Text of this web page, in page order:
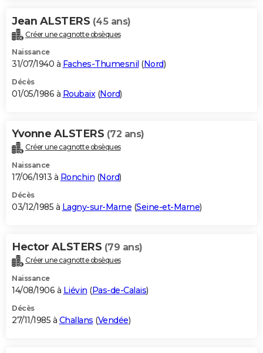
Jean ALSTERS (45 ans)
Créer une cagnotte obsèques
Naissance
31/07/1940 à Faches-Thumesnil (Nord)
Décès
01/05/1986 à Roubaix(Nord)
Yvonne ALSTERS (72 ans)
Créer une cagnotte obsèques
Naissance
17/06/1913 à Ronchin (Nord)
Décès
03/12/1985 à Lagny-sur-Marne (Seine-et-Marne)
Hector ALSTERS (79 ans)
Créer une cagnotte obsèques
Naissance
14/08/1906 à Liévin (Pas-de-Calais)
Décès
27/11/1985 à Challans (Vendée)